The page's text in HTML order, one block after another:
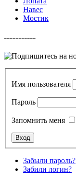
Навес
Мостик
-----------
Имя пользователя
Пароль
Запомнить меня
Забыли пароль?
Забили логин?